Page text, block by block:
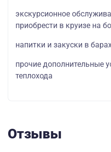
экскурсионное
приобрести в круизе на
напитки и закуски в
прочие дополнительные
теплохода
Отзывы